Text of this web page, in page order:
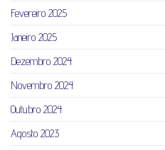
Fevereiro 2025
Janeiro 2025
Dezembro 2024
Novembro 2024
Outubro 2024
Agosto 2023